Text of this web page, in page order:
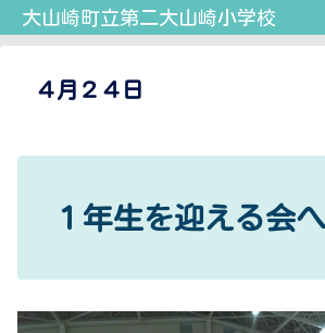
大山崎町立第二大山崎小学校
４月２４日
１年生を迎える会